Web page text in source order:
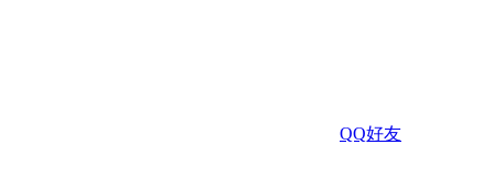
QQ好友